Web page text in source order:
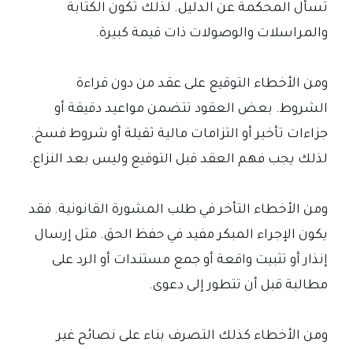
تسأل المحكمة عن الدليل. لذلك تكون الكتابة
والمراسلات والوصولات ذات قيمة كبيرة.
ومن الأخطاء التوقيع على عقد من دون قراءة
الشروط. بعض العقود تتضمن مواعيد دقيقة أو
جزاءات تأخير أو التزامات مالية ثقيلة أو شروط فسخ.
لذلك يجب فهم العقد قبل التوقيع وليس بعد النزاع.
ومن الأخطاء التأخر في طلب المشورة القانونية. فقد
يكون الإجراء المبكر مفيد في حفظ الحق. مثل إرسال
إنذار أو تثبيت واقعة أو جمع مستندات أو الرد على
مطالبة قبل أن تتطور إلى دعوى.
ومن الأخطاء كذلك التصرف بناء على نصائح غير